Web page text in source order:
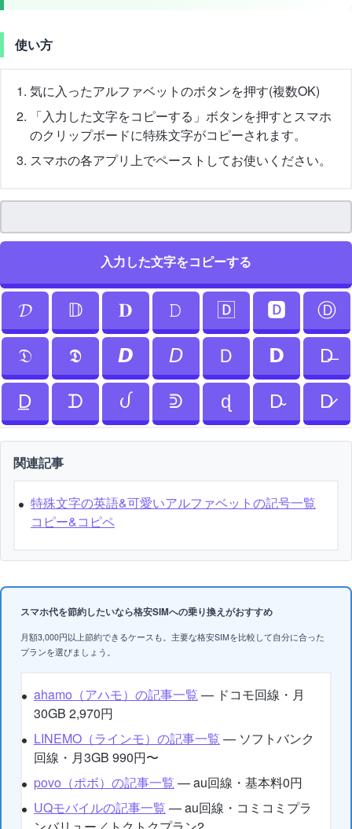
使い方
気に入ったアルファベットのボタンを押す(複数OK)
「入力した文字をコピーする」ボタンを押すとスマホ
のクリップボードに特殊文字がコピーされます。
スマホの各アプリ上でペーストしてお使いください。
入力した文字をコピーする
𝓓 𝔻 𝐃 𝙳 🄳 🅳 Ⓓ
𝔇 𝕯 𝘿 𝘋 Ｄ 𝗗 D̶
D̲ ᗪ ᦔ ᕲ ɖ D̴ D̷
関連記事
特殊文字の英語&可愛いアルファベットの記号一覧
コピー&コピペ
スマホ代を節約したいなら格安SIMへの乗り換えがおすすめ
月額3,000円以上節約できるケースも。主要な格安SIMを比較して自分に合った
プランを選びましょう。
ahamo（アハモ）の記事一覧 — ドコモ回線・月
30GB 2,970円
LINEMO（ラインモ）の記事一覧 — ソフトバンク
回線・月3GB 990円〜
povo（ポボ）の記事一覧 — au回線・基本料0円
UQモバイルの記事一覧 — au回線・コミコミプラ